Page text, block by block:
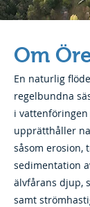
Om
En naturlig
regelbundna
i
upprätthåller
såsom erosion,
sedimentation
älvfårans djup,
samt